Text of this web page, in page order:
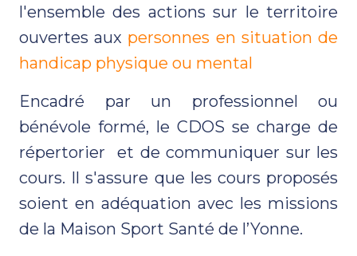
l'ensemble des actions sur le territoire
ouvertes aux personnes en situation de
handicap physique ou mental
Encadré par un professionnel ou
bénévole formé, le CDOS se charge de
répertorier et de communiquer sur les
cours. Il s'assure que les cours proposés
soient en adéquation avec les missions
de la Maison Sport Santé de l’Yonne.